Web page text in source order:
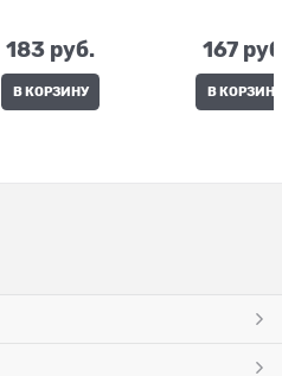
183 руб.
В КОРЗИНУ
167
В КОРЗИНУ